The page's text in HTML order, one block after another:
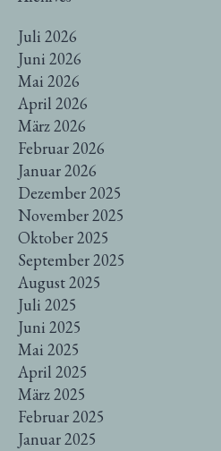
Juli 2026
Juni 2026
Mai 2026
April 2026
März 2026
Februar 2026
Januar 2026
Dezember 2025
November 2025
Oktober 2025
September 2025
August 2025
Juli 2025
Juni 2025
Mai 2025
April 2025
März 2025
Februar 2025
Januar 2025